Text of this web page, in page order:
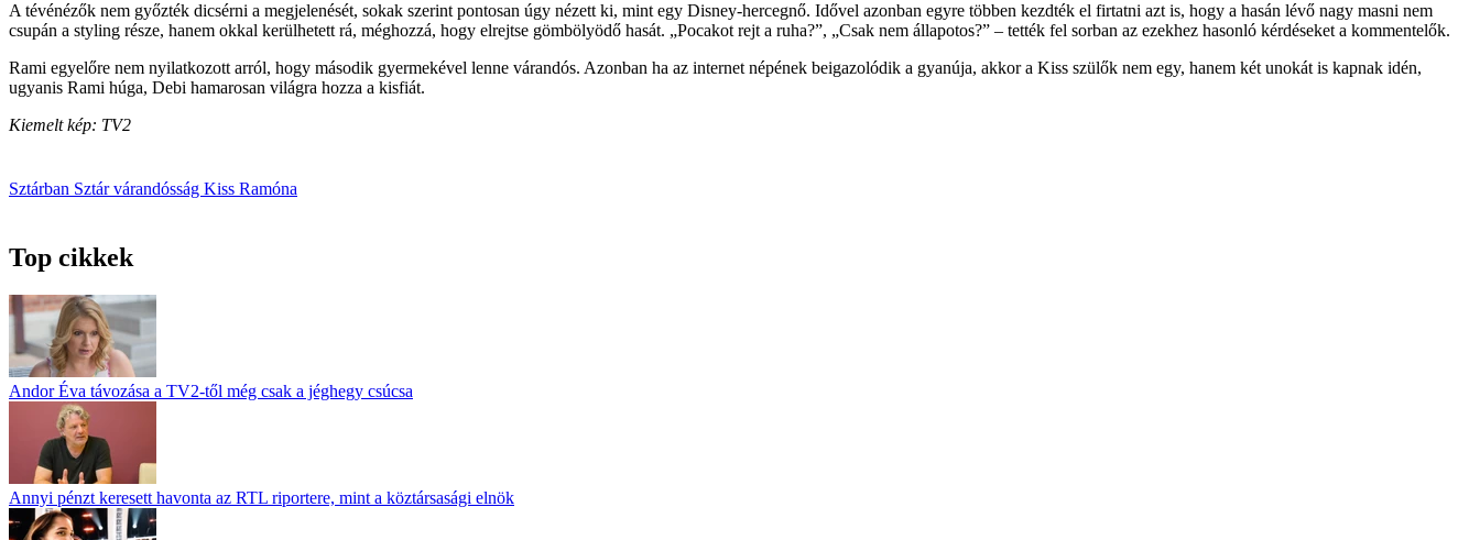
A tévénézők nem győzték dicsérni a megjelenését, sokak szerint pontosan úgy nézett ki, mint egy Disney-hercegnő. Idővel azonban egyre többen kezdték el firtatni azt is, hogy a hasán lévő nagy masni nem
csupán a styling része, hanem okkal kerülhetett rá, méghozzá, hogy elrejtse gömbölyödő hasát. „Pocakot rejt a ruha?”, „Csak nem állapotos?” – tették fel sorban az ezekhez hasonló kérdéseket a kommentelők.
Rami egyelőre nem nyilatkozott arról, hogy második gyermekével lenne várandós. Azonban ha az internet népének beigazolódik a gyanúja, akkor a Kiss szülők nem egy, hanem két unokát is kapnak idén,
ugyanis Rami húga, Debi hamarosan világra hozza a kisfiát.
Kiemelt kép: TV2
Sztárban Sztárvárandósság Kiss Ramóna
Top cikkek
Andor Éva távozása a TV2-től még csak a jéghegy csúcsa
Annyi pénzt keresett havonta az RTL riportere, mint a köztársasági elnök